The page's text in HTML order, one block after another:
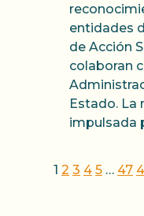
entidades
de Acción
colaboran
Estado. La
impulsada
1 2 3 4 5 … 47